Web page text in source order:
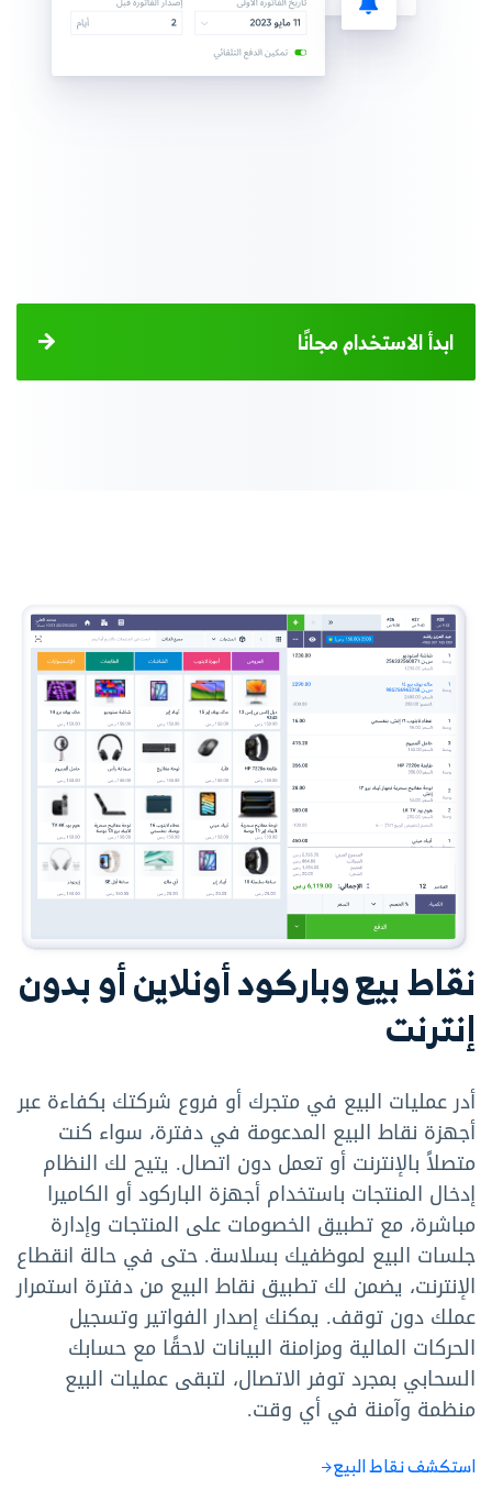
ابدأ الاستخدام مجانًا
نقاط بيع وباركود أونلاين أو بدون
إنترنت
أدر عمليات البيع في متجرك أو فروع شركتك بكفاءة عبر
أجهزة نقاط البيع المدعومة في دفترة، سواء كنت
متصلاً بالإنترنت أو تعمل دون اتصال. يتيح لك النظام
إدخال المنتجات باستخدام أجهزة الباركود أو الكاميرا
مباشرة، مع تطبيق الخصومات على المنتجات وإدارة
جلسات البيع لموظفيك بسلاسة. حتى في حالة انقطاع
الإنترنت، يضمن لك تطبيق نقاط البيع من دفترة استمرار
عملك دون توقف. يمكنك إصدار الفواتير وتسجيل
الحركات المالية ومزامنة البيانات لاحقًا مع حسابك
السحابي بمجرد توفر الاتصال، لتبقى عمليات البيع
منظمة وآمنة في أي وقت.
استكشف نقاط البيع